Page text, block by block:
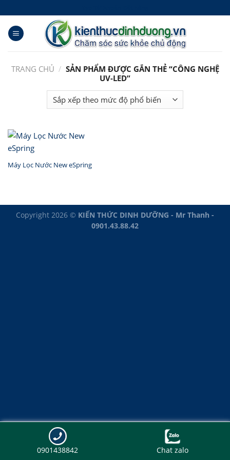
to
content
TRANG CHỦ / SẢN PHẨM ĐƯỢC GẮN THẺ “CÔNG NGHỆ
UV-LED”
Máy Lọc Nước New eSpring
Copyright 2026 © KIẾN THỨC DINH DƯỠNG - Mr Thanh -
0901.43.88.42
0901438842 Chat zalo